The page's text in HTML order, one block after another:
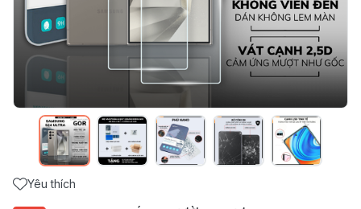
Yêu thích